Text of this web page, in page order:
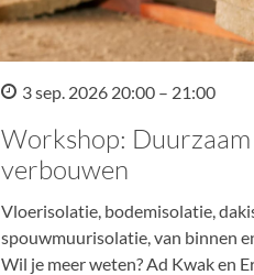
3 sep. 2026 20:00 – 21:00
Workshop: Duurzaam
verbouwen
Vloerisolatie, bodemisolatie,
spouwmuurisolatie, van binnen
Wil je meer weten? Ad Kwak en